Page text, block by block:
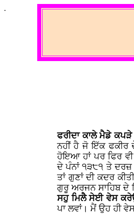
.
ਫਰੀਦਾ ਕਾਲੇ ਮੈਡੇ
ਨਹੀਂ ਹੈ ਜੋ ਇੱਕ ਫਕੀਰ
ਹੋਇਆ ਹਾਂ ਪਰ ਫਿਰ
ਦੇ ਪੰਨਾਂ ੧੩੮੧ ਤੇ
ਤਾਂ ਗੁਣਾਂ ਦੀ ਕਦਰ
ਗੁਰੂ ਅਰਜਨ ਸਾਹਿਬ ਦੇ
ਸਹੁ ਮਿਲੈ ਸੇਈ ਵੇਸ
ਪਾ ਲਵਾਂ। ਮੈਂ ਉਹ ਹੀ